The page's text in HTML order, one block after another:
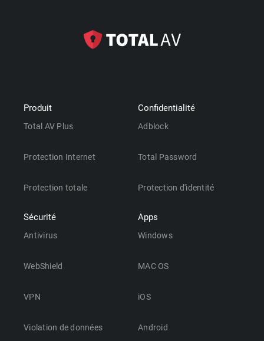
Produit
Total AV Plus
Protection Internet
Protection totale
Sécurité
Antivirus
WebShield
VPN
Violation de données
Confidentialité
Adblock
Total Password
Protection d'identité
Apps
Windows
MAC OS
iOS
Android